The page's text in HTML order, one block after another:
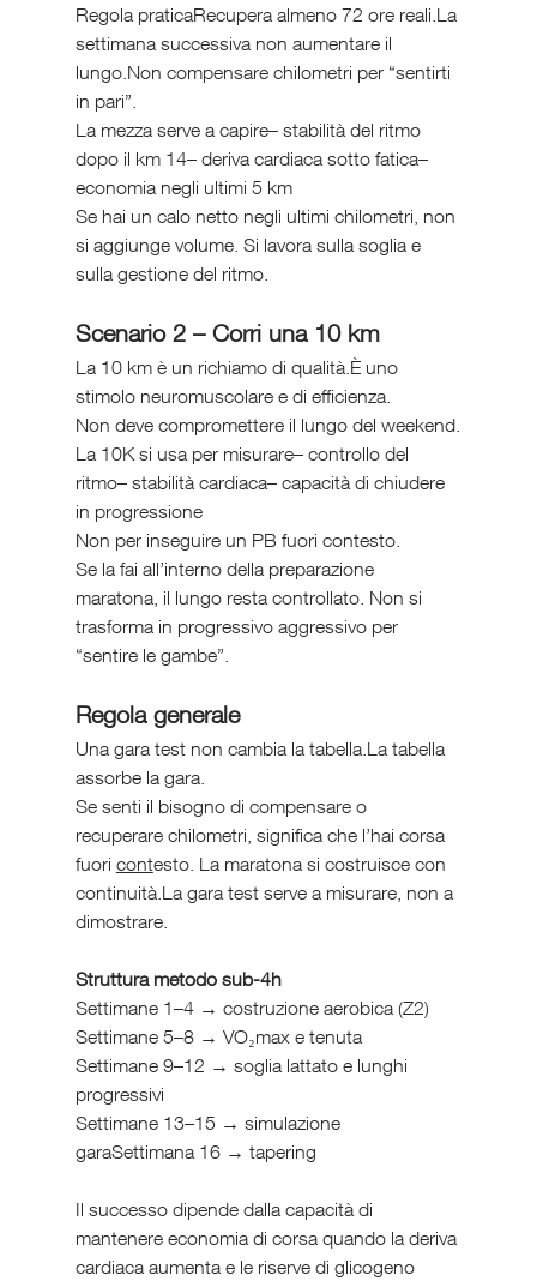
Regola praticaRecupera almeno 72 ore reali.La
settimana successiva non aumentare il
lungo.Non compensare chilometri per “sentirti
in pari”.
La mezza serve a capire– stabilità del ritmo
dopo il km 14– deriva cardiaca sotto fatica–
economia negli ultimi 5 km
Se hai un calo netto negli ultimi chilometri, non
si aggiunge volume. Si lavora sulla soglia e
sulla gestione del ritmo.
Scenario 2 – Corri una 10 km
La 10 km è un richiamo di qualità.È uno
stimolo neuromuscolare e di efficienza.
Non deve compromettere il lungo del weekend.
La 10K si usa per misurare– controllo del
ritmo– stabilità cardiaca– capacità di chiudere
in progressione
Non per inseguire un PB fuori contesto.
Se la fai all’interno della preparazione
maratona, il lungo resta controllato. Non si
trasforma in progressivo aggressivo per
“sentire le gambe”.
Regola generale
Una gara test non cambia la tabella.La tabella
assorbe la gara.
Se senti il bisogno di compensare o
recuperare chilometri, significa che l’hai corsa
fuori contesto. La maratona si costruisce con
continuità.La gara test serve a misurare, non a
dimostrare.
Struttura metodo sub-4h
Settimane 1–4 → costruzione aerobica (Z2)
Settimane 5–8 → VO₂max e tenuta
Settimane 9–12 → soglia lattato e lunghi
progressivi
Settimane 13–15 → simulazione
garaSettimana 16 → tapering
Il successo dipende dalla capacità di
mantenere economia di corsa quando la deriva
cardiaca aumenta e le riserve di glicogeno